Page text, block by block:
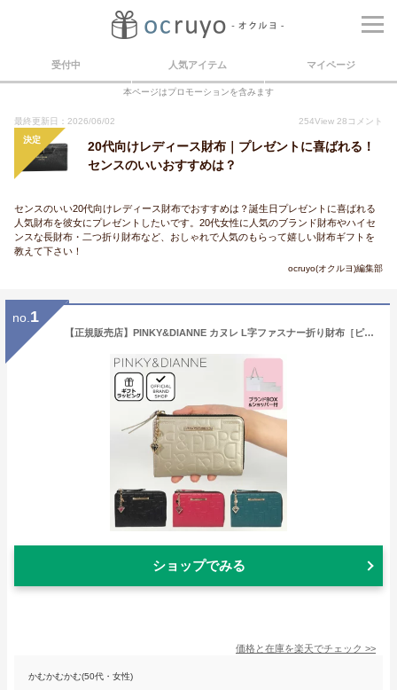
受付中 人気アイテム マイページ
本ページはプロモーションを含みます
最終更新日：2026/06/02 254View 28 コメント
決定
20代向けレディース財布｜プレゼントに喜ばれる！
センスのいいおすすめは？
センスのいい20代向けレディース財布でおすすめは？誕生日プレゼントに喜ばれる
人気財布を彼女にプレゼントしたいです。20代女性に人気のブランド財布やハイセ
ンスな長財布・二つ折り財布など、おしゃれで人気のもらって嬉しい財布ギフトを
教えて下さい！
ocruyo(オクルヨ)編集部
no. 1
【正規販売店】PINKY&DIANNE カヌレ L字ファスナー折り財布［ピンキー＆ダイアン］ 折りたたみ財布 ブランド 二つ折り コンパクト ミニ ウォレット 小さい カードたくさん おしゃれ 大人 かわいい チャーム付き ピンキー アンド ダイアン レディース バッグマニア
ショップでみる
価格と在庫を楽天でチェック >>
かむかむかむ(50代・女性)